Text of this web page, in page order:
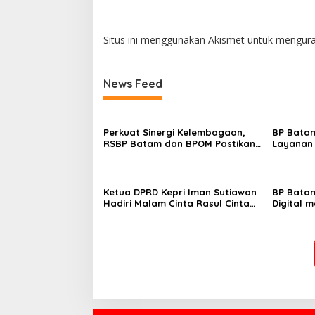
Situs ini menggunakan Akismet untuk
News Feed
Perkuat Sinergi Kelembagaan,
RSBP Batam dan BPOM Pastikan
BP
Ketua DPRD Kepri Iman Sutiawan
Hadiri Malam Cinta Rasul Cinta
BP
Digital